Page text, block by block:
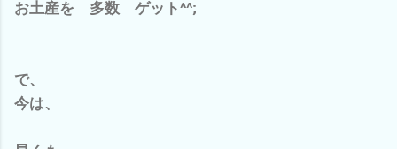
お土産を 多数 ゲット^^;
で、
今は、